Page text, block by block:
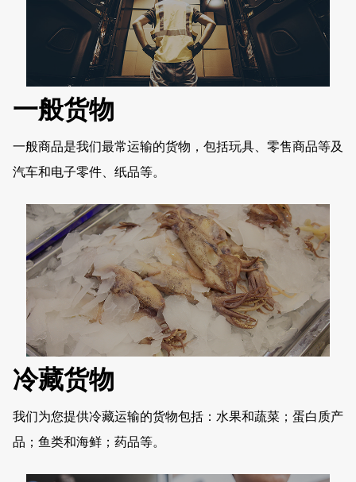
一般货物
一般商品是我们最常运输的货物，包括玩具、零售商品等及
汽车和电子零件、纸品等。
冷藏货物
我们为您提供冷藏运输的货物包括：水果和蔬菜；蛋白质产
品；鱼类和海鲜；药品等。